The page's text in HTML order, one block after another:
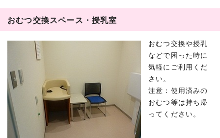
おむつ交換スペース・授乳室
おむつ交換や授乳
などで困った時に
気軽にご利用くだ
さい。
注意：使用済みの
おむつ等は持ち帰
ってください。